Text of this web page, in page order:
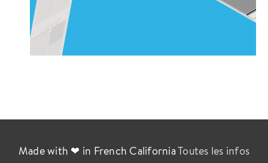
Made with ❤ in French CaliforniaToutes les infos